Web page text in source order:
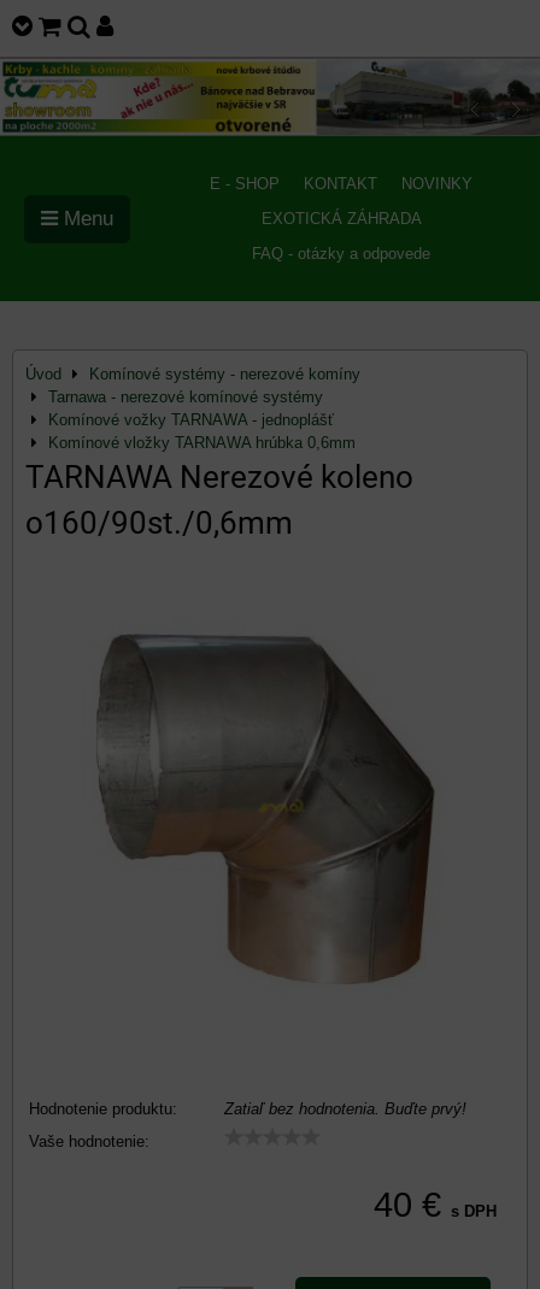
E - SHOP KONTAKT
NOVINKY
EXOTICKÁ ZÁHRADA
FAQ - otázky a odpovede
Menu
Úvod
Komínové systémy - nerezové komíny
Tarnawa - nerezové komínové systémy
Komínové vožky TARNAWA - jednoplášť
Komínové vložky TARNAWA hrúbka 0,6mm
TARNAWA Nerezové koleno
o160/90st./0,6mm
Hodnotenie produktu:
Zatiaľ bez hodnotenia. Buďte prvý!
Vaše hodnotenie:
40 € s DPH